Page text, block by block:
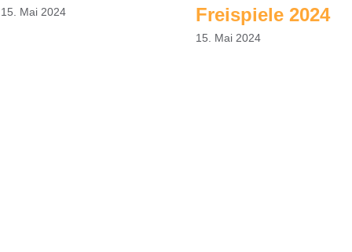
15. Mai 2024
Freispiele 2024
15. Mai 2024